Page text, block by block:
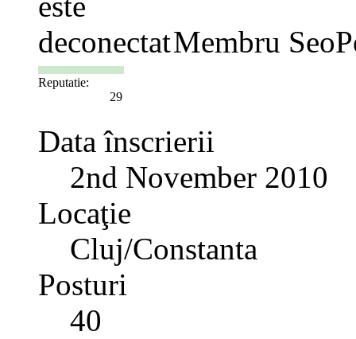
Membru
Reputatie:
29
Data înscrierii
2nd November 2010
Locaţie
Cluj/Constanta
Posturi
40